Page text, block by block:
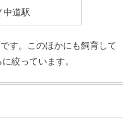
中道駅
す。このほかにも飼育して
絞っています。